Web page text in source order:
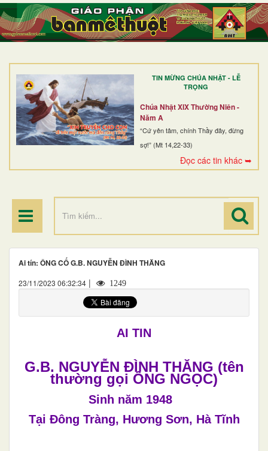
TIN MỪNG CHÚA NHẬT - LỄ
TRỌNG
Chúa Nhật XIX Thường Niên -
Năm A
“Cứ yên tâm, chính Thầy đây, đừng
sợ!” (Mt 14,22-33)
Đọc các tin khác ➥
TRANG NHẤT
GIỚI THIỆU
DÒNG TU
BAN MỤC VỤ
ĐOÀN THỂ CG
Ai tín: ÔNG CỐ G.B. NGUYỄN ĐÌNH THĂNG
23/11/2023 06:32:34 | 1249
AI TÍN
G.B. NGUYỄN ĐÌNH THĂNG (tên
thường gọi ÔNG NGỌC)
Sinh năm 1948
Tại Đông Tràng, Hương Sơn, Hà Tĩnh